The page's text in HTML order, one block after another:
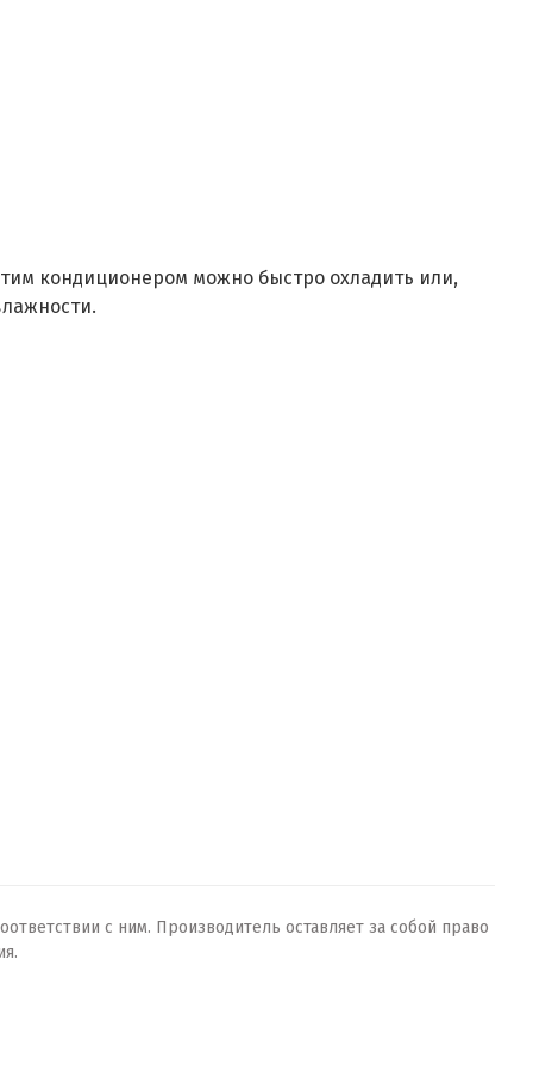
кондиционером можно быстро охладить или,
с ним. Производитель оставляет за собой право